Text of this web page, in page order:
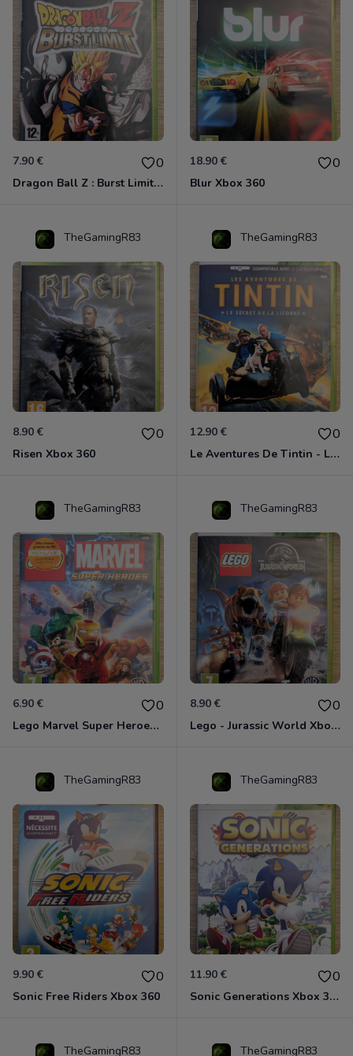
7.90 € 0
Dragon Ball Z : Burst Limit Xbox 360
18.90 € 0
Blur Xbox 360
TheGamingR83
8.90 € 0
Risen Xbox 360
TheGamingR83
12.90 € 0
Le Aventures De Tintin - Le Secret De La Licorne Xbox 360
TheGamingR83
6.90 € 0
Lego Marvel Super Heroes Xbox 360
TheGamingR83
8.90 € 0
Lego - Jurassic World Xbox 360
TheGamingR83
9.90 € 0
Sonic Free Riders Xbox 360
TheGamingR83
11.90 € 0
Sonic Generations Xbox 360
TheGamingR83 TheGamingR83